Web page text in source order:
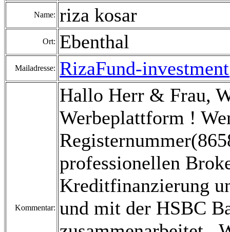
Name: riza kosar
Ort: Ebenthal
Mailadresse: RizaFund-
Kommentar:
Hallo Herr & Frau,
Werbeplattform !
professionellen
Kreditfinanzierung
und mit der HSBC